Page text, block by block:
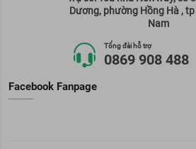
Dương, phường Hồng Hà ,
Nam
Tổng đài hỗ trợ
0869 908 488
Facebook Fanpage